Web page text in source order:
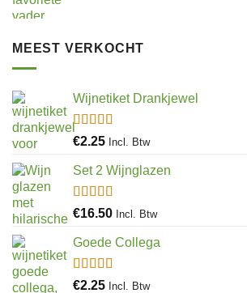
MEEST VERKOCHT
Wijnetiket Drankjewel
Gewaardeerd
€2.25 Incl. Btw
Set 2 Wijnglazen
Gewaardeerd
€16.50 Incl. Btw
Goede Collega
Gewaardeerd
€2.25 Incl. Btw